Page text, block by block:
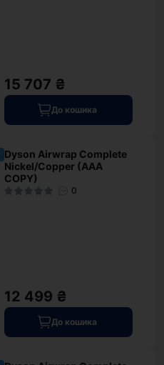
15 707 ₴
До кошика
Dyson Airwrap Complete
Nickel/Copper (AAA
COPY)
0
12 499 ₴
До кошика